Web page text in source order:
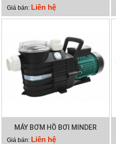
WATERCO HYDROCHLOR
MINERAL 5000
Giá bán: Liên hệ
MÁY BƠM HỒ BƠI MINDER
MXB300
Giá bán: Liên hệ